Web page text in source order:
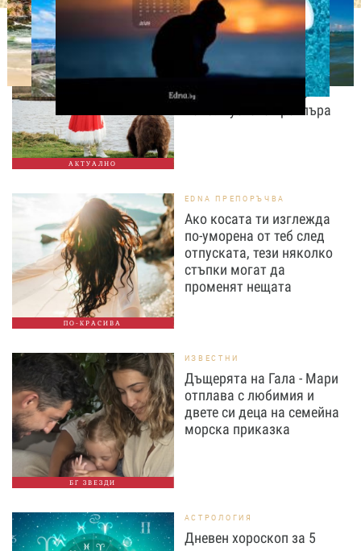
АКТУАЛНО
ЛЮБОПИТНО
Българският филм "Баба
и Меца" със световна
премиера в Сараево
2026. Пуснаха трейлъра
ПО-КРАСИВА
EDNA ПРЕПОРЪЧВА
Ако косата ти изглежда
по-уморена от теб след
отпуската, тези няколко
стъпки могат да
променят нещата
БГ ЗВЕЗДИ
ИЗВЕСТНИ
Дъщерята на Гала - Мари
отплава с любимия и
двете си деца на семейна
морска приказка
АСТРОЛОГИЯ
Дневен хороскоп за 5